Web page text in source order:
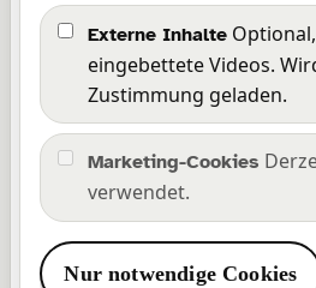
Barrierefreiheit
Wissensbasis
Cookie-Richtlinie
Cookie-Einstellungen
Kommunikation
Kontakt
Externe Inhalte
eingebettete Videos.
Zustimmung geladen.
Marketing-Cookies
verwendet.
Nur notwendige Cookies